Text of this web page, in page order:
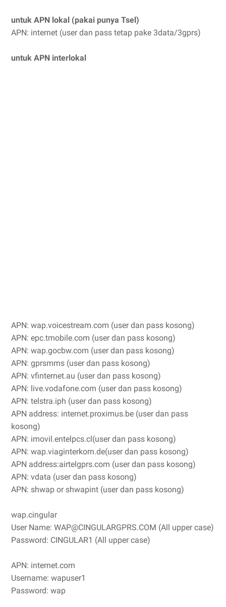
untuk APN lokal (pakai punya Tsel)
APN: internet (user dan pass tetap pake 3data/3gprs)
untuk APN interlokal
APN: wap.voicestream.com (user dan pass kosong)
APN: epc.tmobile.com (user dan pass kosong)
APN: wap.gocbw.com (user dan pass kosong)
APN: gprsmms (user dan pass kosong)
APN: vfinternet.au (user dan pass kosong)
APN: live.vodafone.com (user dan pass kosong)
APN: telstra.iph (user dan pass kosong)
APN address: internet.proximus.be (user dan pass
kosong)
APN: imovil.entelpcs.cl(user dan pass kosong)
APN: wap.viaginterkorn.de(user dan pass kosong)
APN address:airtelgprs.com (user dan pass kosong)
APN: vdata (user dan pass kosong)
APN: shwap or shwapint (user dan pass kosong)
wap.cingular
User Name: WAP@CINGULARGPRS.COM (All upper case)
Password: CINGULAR1 (All upper case)
APN: internet.com
Username: wapuser1
Password: wap